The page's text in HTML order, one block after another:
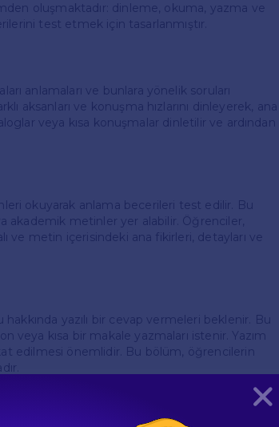
oluşmaktadır: dinleme, okuma, yazma ve
test etmek için tasarlanmıştır.
anlamaları ve bunlara yönelik soruları
aksanları ve konuşma hızlarını dinleyerek, ana
veya kısa konuşmalar dinletilir ve ardından
okuyarak anlama becerileri test edilir. Bu
akademik metinler yer alabilir. Öğrenciler,
ve metin içerisindeki ana fikirleri, detayları ve
yazılı bir cevap vermeleri beklenir. Bu
kısa bir makale yazmaları istenir. Yazım
edilmesi önemlidir. Bu bölüm, öğrencilerin
Kapat